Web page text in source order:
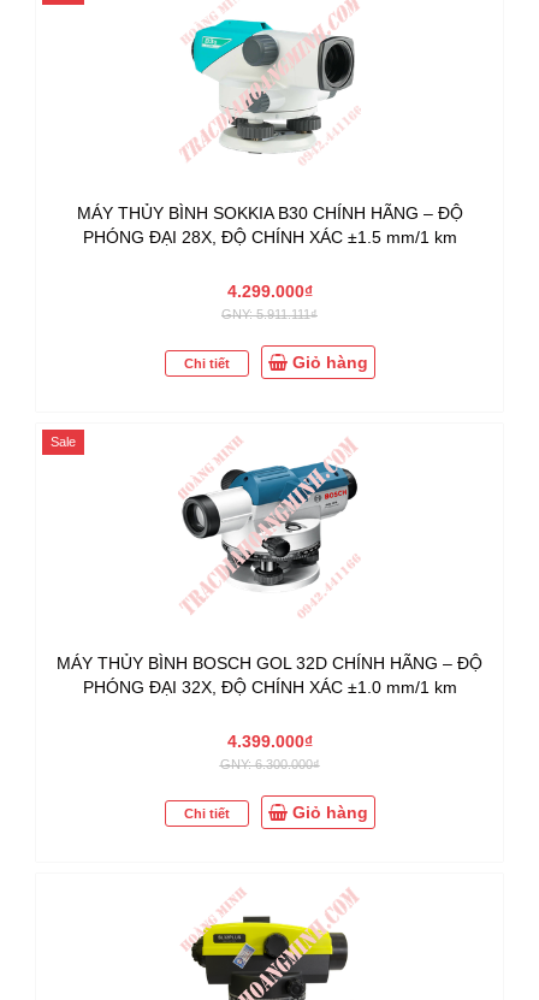
MÁY THỦY BÌNH SOKKIA B30 CHÍNH HÃNG – ĐỘ
PHÓNG ĐẠI 28X, ĐỘ CHÍNH XÁC ±1.5 mm/1 km
4.299.000₫
GNY: 5.911.111₫
Chi tiết Giỏ hàng
Sale
MÁY THỦY BÌNH BOSCH GOL 32D CHÍNH HÃNG – ĐỘ
PHÓNG ĐẠI 32X, ĐỘ CHÍNH XÁC ±1.0 mm/1 km
4.399.000₫
GNY: 6.300.000₫
Chi tiết Giỏ hàng